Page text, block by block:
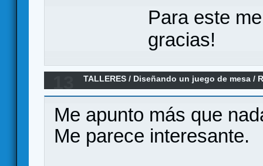
Para este
gracias!
TALLERES / Diseñando un juego de mesa /
pseudomazmorrero de dirigir un gremio de
Me apunto más que
Me parece interesante.